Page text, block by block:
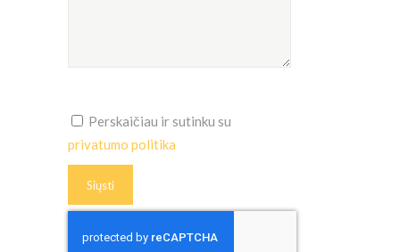
Perskaičiau ir sutinku su
privatumo politika